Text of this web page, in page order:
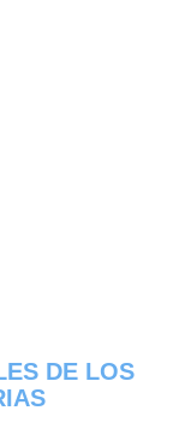
DE LOS